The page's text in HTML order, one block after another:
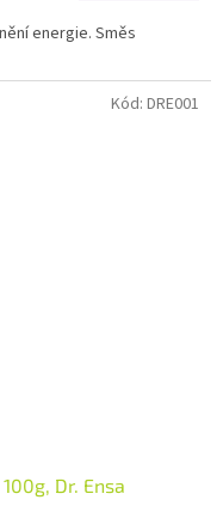
energie. Směs
Dr. Ensa
Kód: DRE001